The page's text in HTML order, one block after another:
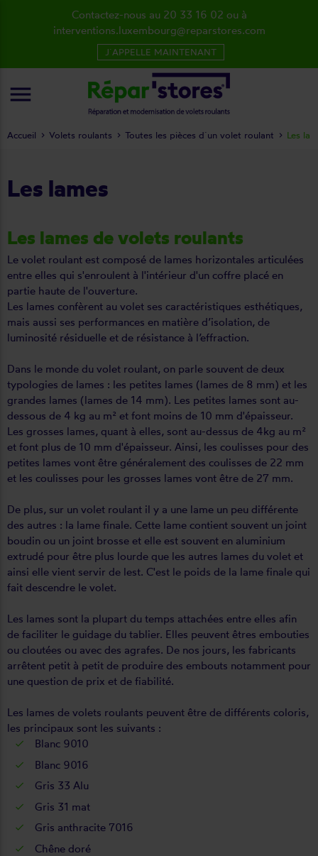
Les lames
Les lames de volets roulants
Le volet roulant est composé de lames horizontales articulées
entre elles qui s'enroulent à l'intérieur d'un coffre placé en
partie haute de l'ouverture.
Les lames confèrent au volet ses caractéristiques esthétiques,
mais aussi ses performances en matière d’isolation, de
luminosité résiduelle et de résistance à l’effraction.
Dans le monde du volet roulant, on parle souvent de deux
typologies de lames : les petites lames (lames de 8 mm) et les
grandes lames (lames de 14 mm). Les petites lames sont au-
dessous de 4 kg au m² et font moins de 10 mm d'épaisseur.
Les grosses lames, quant à elles, sont au-dessus de 4kg au m²
et font plus de 10 mm d'épaisseur. Ainsi, les coulisses pour des
petites lames vont être généralement des coulisses de 22 mm
et les coulisses pour les grosses lames vont être de 27 mm.
De plus, sur un volet roulant il y a une lame un peu différente
des autres : la lame finale. Cette lame contient souvent un joint
boudin ou un joint brosse et elle est souvent en aluminium
extrudé pour être plus lourde que les autres lames du volet et
ainsi elle vient servir de lest. C'est le poids de la lame finale qui
fait descendre le volet.
Les lames sont la plupart du temps attachées entre elles afin
de faciliter le guidage du tablier. Elles peuvent êtres embouties
ou cloutées ou avec des agrafes. De nos jours, les fabricants
arrêtent petit à petit de produire des embouts notamment pour
une question de prix et de fiabilité.
Les lames de volets roulants peuvent être de différents coloris,
les principaux sont les suivants :
Blanc 9010
Blanc 9016
Gris 33 Alu
Gris 31 mat
Gris anthracite 7016
Chêne doré
Accueil Volets roulants Toutes les pièces d´un volet roulant Les
Contactez-nous au 20 33 16 02 ou à
interventions.luxembourg@reparstores.com
J´APPELLE MAINTENANT
menu